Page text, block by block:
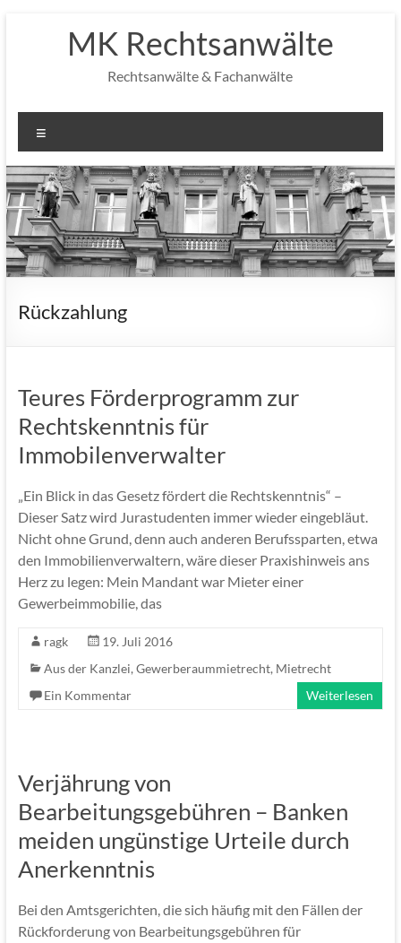
MK Rechtsanwälte
Rechtsanwälte & Fachanwälte
Rückzahlung
Teures Förderprogramm zur
Rechtskenntnis für
Immobilenverwalter
„Ein Blick in das Gesetz fördert die Rechtskenntnis“ –
Dieser Satz wird Jurastudenten immer wieder eingebläut.
Nicht ohne Grund, denn auch anderen Berufssparten, etwa
den Immobilienverwaltern, wäre dieser Praxishinweis ans
Herz zu legen: Mein Mandant war Mieter einer
Gewerbeimmobilie, das
ragk
19. Juli 2016
Aus der Kanzlei, Gewerberaummietrecht, Mietrecht
Ein Kommentar
Weiterlesen
Verjährung von
Bearbeitungsgebühren – Banken
meiden ungünstige Urteile durch
Anerkenntnis
Bei den Amtsgerichten, die sich häufig mit den Fällen der
Rückforderung von Bearbeitungsgebühren für